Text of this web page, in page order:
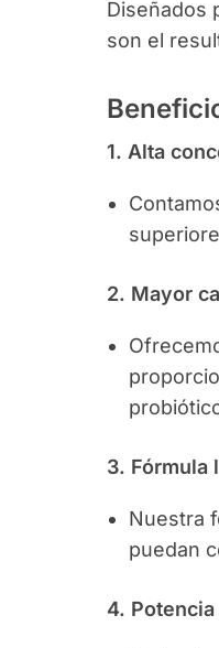
Diseñados
son el
1. Alta
2. Mayor
3. Fórmula
Nuestra
puedan
4.